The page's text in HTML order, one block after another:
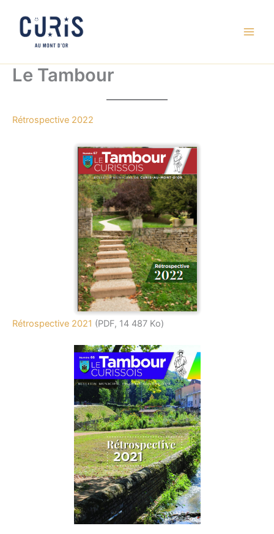
contenu
Le Tambour
Rétrospective 2022
Rétrospective 2021 (PDF, 14 487 Ko)